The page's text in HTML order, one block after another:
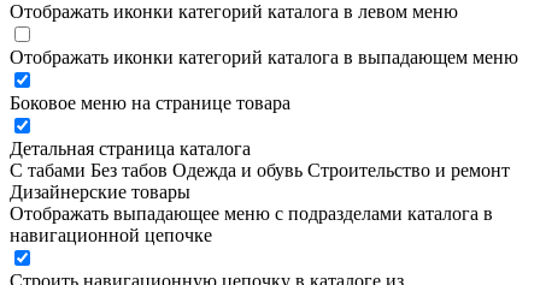
Отображать иконки категорий каталога в левом меню
Отображать иконки категорий каталога в выпадающем меню
Боковое меню на странице товара
Детальная страница каталога
С табами Без табов Одежда и обувь Строительство и ремонт
Дизайнерские товары
Отображать выпадающее меню с подразделами каталога в
навигационной цепочке
Строить навигационную цепочку в каталоге из